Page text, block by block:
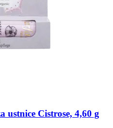
ustnice Cistrose, 4,60 g